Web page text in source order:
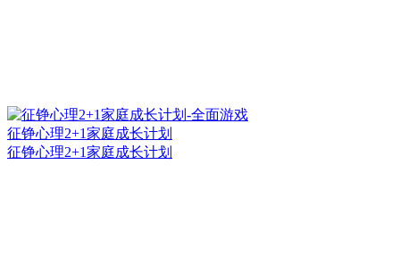
征铮心理2+1家庭成长计划
征铮心理2+1家庭成长计划